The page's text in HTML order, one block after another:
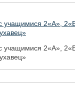
учащимися 2«А»,
учащимися 2«А»,